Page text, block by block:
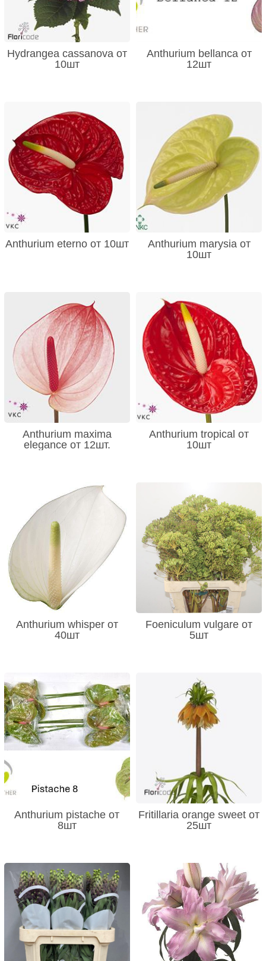
Hydrangea cassanova от
10шт
Anthurium bellanca от
12шт
Anthurium eterno от 10шт
Anthurium marysia от
10шт
Anthurium maxima
elegance от 12шт.
Anthurium tropical от
10шт
Anthurium whisper от
40шт
Foeniculum vulgare от
5шт
Anthurium pistache от
8шт
Fritillaria orange sweet от
25шт